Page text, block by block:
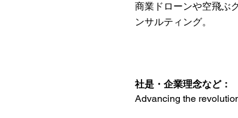
商業ドローンや空飛ぶ
ンサルティング。
​社是・企業理念など：
Advancing the